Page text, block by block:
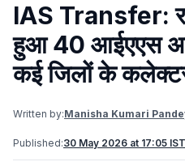
IAS Transfer:
हुआ 40 आईएएस
कई जिलों के
Written by:Manisha Kumari
Published:30 May 2026 at 17:05 IST